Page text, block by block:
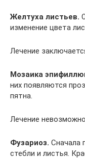
Желтуха листьев.
изменение цвета
Лечение
Мозаика
них появляются
пятна.
Лечение
Фузариоз. Сначала
стебли и листья.